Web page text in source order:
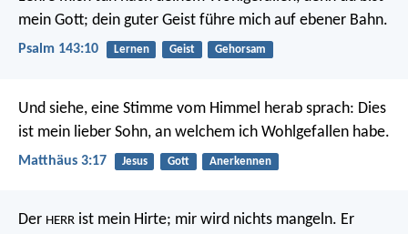
mein Gott; dein guter Geist führe mich auf ebener Bahn.
Psalm 143:10 Lernen Geist Gehorsam
Und siehe, eine Stimme vom Himmel herab sprach: Dies
ist mein lieber Sohn, an welchem ich Wohlgefallen habe.
Matthäus 3:17 Jesus Gott Anerkennen
Der HERR ist mein Hirte; mir wird nichts mangeln. Er